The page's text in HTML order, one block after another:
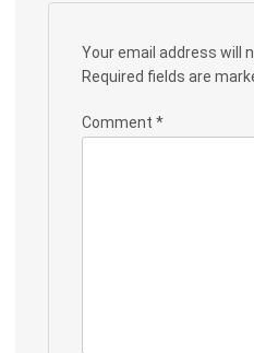
Your email address will
Required fields are
Comment *